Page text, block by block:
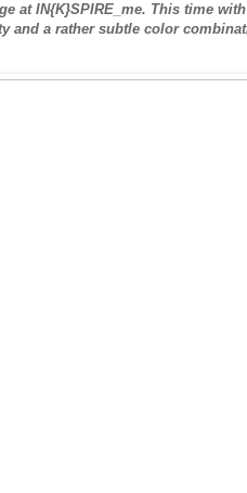
at IN{K}SPIRE_me. This time
and a rather subtle color